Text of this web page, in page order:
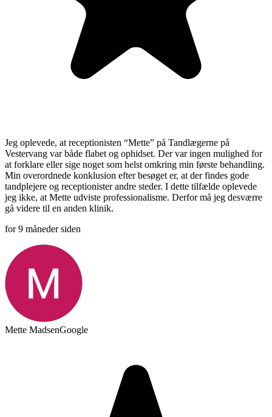
Jeg oplevede, at receptionisten “Mette” på Tandlægerne på
Vestervang var både flabet og ophidset. Der var ingen mulighed for
at forklare eller sige noget som helst omkring min første behandling.
Min overordnede konklusion efter besøget er, at der findes gode
tandplejere og receptionister andre steder. I dette tilfælde oplevede
jeg ikke, at Mette udviste professionalisme. Derfor må jeg desværre
gå videre til en anden klinik.
for 9 måneder siden
Mette MadsenGoogle